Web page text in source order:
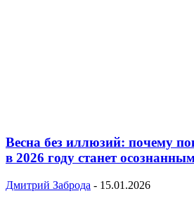
Весна без иллюзий: почему
в 2026 году станет
Дмитрий Заброда - 15.01.2026